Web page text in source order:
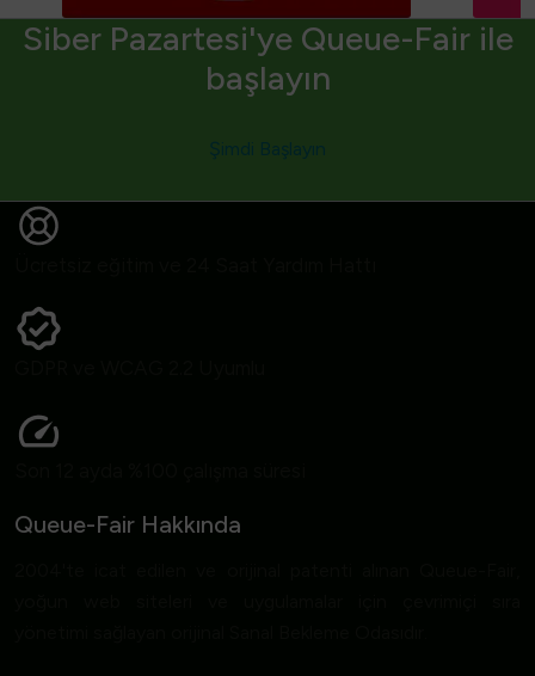
Siber Pazartesi'ye Queue-Fair ile
başlayın
Queue-Fair Hakkında